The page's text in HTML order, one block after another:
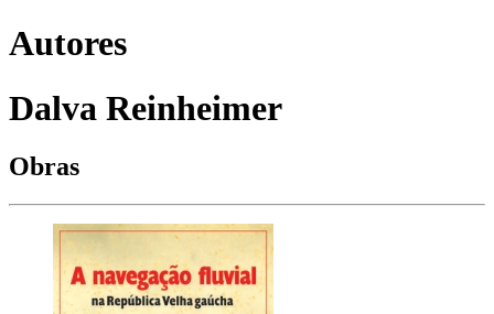
Autores
Dalva Reinheimer
Obras